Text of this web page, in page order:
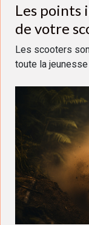
Les points
de votre
Les scooters
toute la jeunesse